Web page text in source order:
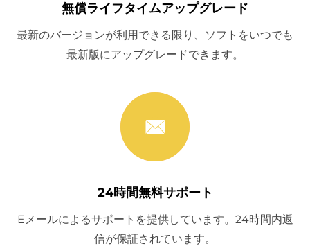
無償ライフタイムアップグレード
最新のバージョンが利用できる限り、ソフトをいつでも
最新版にアップグレードできます。
24時間無料サポート
Eメールによるサポートを提供しています。24時間内返
信が保証されています。